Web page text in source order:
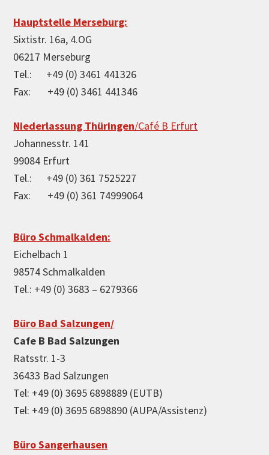
Footer
Hauptstelle Merseburg:
Sixtistr. 16a, 4.OG
06217 Merseburg
Tel.: +49 (0) 3461 441326
Fax: +49 (0) 3461 441346
Niederlassung Thüringen/Café B Erfurt
Johannesstr. 141
99084 Erfurt
Tel.: +49 (0) 361 7525227
Fax: +49 (0) 361 74999064
Büro Schmalkalden:
Eichelbach 1
98574 Schmalkalden
Tel.: +49 (0) 3683 – 6279366
Büro Bad Salzungen/
Cafe B Bad Salzungen
Ratsstr. 1-3
36433 Bad Salzungen
Tel: +49 (0) 3695 6898889 (EUTB)
Tel: +49 (0) 3695 6898890 (AUPA/Assistenz)
Büro Sangerhausen